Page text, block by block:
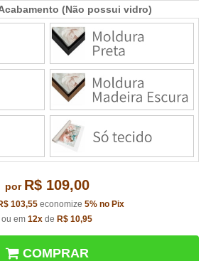
(Não possui vidro)
por R$ 109,00
103,55economize 5% no Pix
ou em 12x de R$ 10,95
COMPRAR